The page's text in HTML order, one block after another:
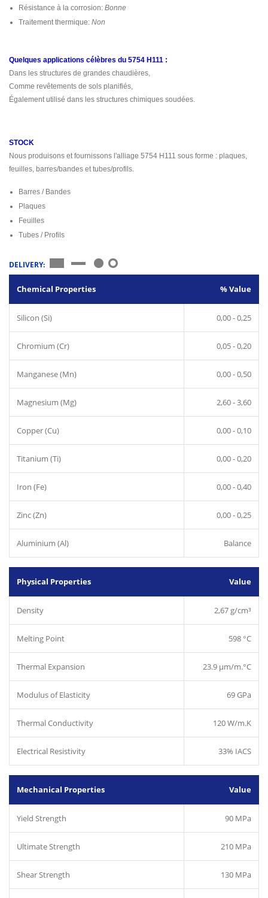
Résistance à la corrosion: Bonne
Traitement thermique: Non
Quelques applications célèbres du 5754 H111 :
Dans les structures de grandes chaudières,
Comme revêtements de sols planifiés,
Également utilisé dans les structures chimiques soudées.
STOCK
Nous produisons et fournissons l'alliage 5754 H111 sous forme : plaques,
feuilles, barres/bandes et tubes/profils.
Barres / Bandes
Plaques
Feuilles
Tubes / Profils
DELIVERY:
Chemical Properties % Value
Silicon (Si) 0,00 - 0,25
Chromium (Cr) 0,05 - 0,20
Manganese (Mn) 0,00 - 0,50
Magnesium (Mg) 2,60 - 3,60
Copper (Cu) 0,00 - 0,10
Titanium (Ti) 0,00 - 0,20
Iron (Fe) 0,00 - 0,40
Zinc (Zn) 0,00 - 0,25
Aluminium (Al) Balance
Physical Properties Value
Density 2,67 g/cm³
Melting Point 598 °C
Thermal Expansion 23.9 µm/m.°C
Modulus of Elasticity 69 GPa
Thermal Conductivity 120 W/m.K
Electrical Resistivity 33% IACS
Mechanical Properties Value
Yield Strength 90 MPa
Ultimate Strength 210 MPa
Shear Strength 130 MPa